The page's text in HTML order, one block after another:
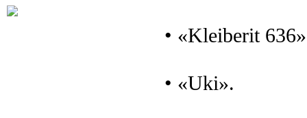
• «Kleiberit
• «Uki».